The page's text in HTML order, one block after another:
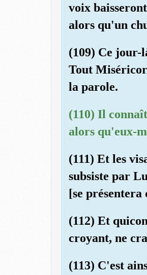
voix
alors qu'un
(109) Ce jour-
Tout
la parole.
(110) Il
alors qu'eux-
(111) Et les
subsiste par
[se
(112) Et
croyant, ne
(113) C'est